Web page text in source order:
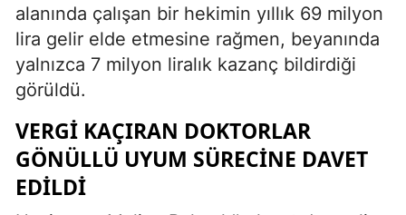
alanında çalışan bir hekimin yıllık 69 milyon
lira gelir elde etmesine rağmen, beyanında
yalnızca 7 milyon liralık kazanç bildirdiği
görüldü.
VERGI KAÇIRAN DOKTORLAR
GÖNÜLLÜ UYUM SÜRECINE DAVET
EDILDI